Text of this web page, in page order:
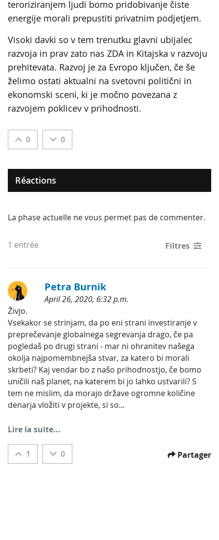
teroriziranjem ljudi bomo pridobivanje čiste
energije morali prepustiti privatnim podjetjem.
Visoki davki so v tem trenutku glavni ubijalec
razvoja in prav zato nas ZDA in Kitajska v razvoju
prehitevata. Razvoj je za Evropo ključen, če še
želimo ostati aktualni na svetovni politični in
ekonomski sceni, ki je močno povezana z
razvojem poklicev v prihodnosti.
0 0
Réactions
La phase actuelle ne vous permet pas de commenter.
1 entrée Filtres
Petra Burnik
April 26, 2020, 6:32 p.m.
Etiquette:
Živjo.
Vsekakor se strinjam, da po eni strani investiranje v
preprečevanje globalnega segrevanja drago, če pa
pogledaš po drugi strani - mar ni ohranitev našega
okolja najpomembnejša stvar, za katero bi morali
skrbeti? Kaj vendar bo z našo prihodnostjo, če bomo
uničili naš planet, na katerem bi jo lahko ustvarili? S
tem ne mislim, da morajo države ogromne količine
denarja vložiti v projekte, si so...
Lire la suite...
1 0 Partager